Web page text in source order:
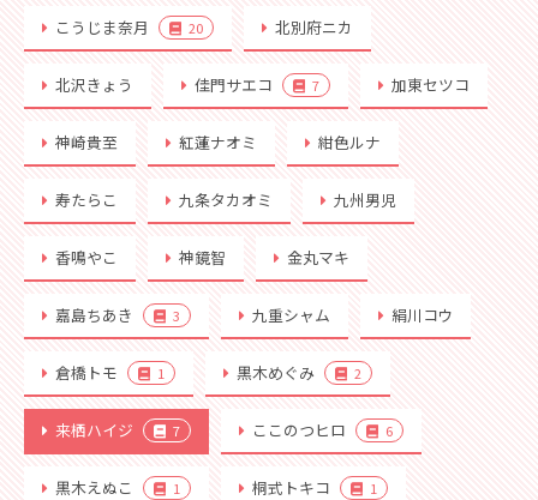
こうじま奈月 20 北別府ニカ
北沢きょう 佳門サエコ 7 加東セツコ
神崎貴至 紅蓮ナオミ 紺色ルナ
寿たらこ 九条タカオミ 九州男児
香鳴やこ 神鏡智 金丸マキ
嘉島ちあき 3 九重シャム 絹川コウ
倉橋トモ 1 黒木めぐみ 2
来栖ハイジ 7 ここのつヒロ 6
黒木えぬこ 1 桐式トキコ 1